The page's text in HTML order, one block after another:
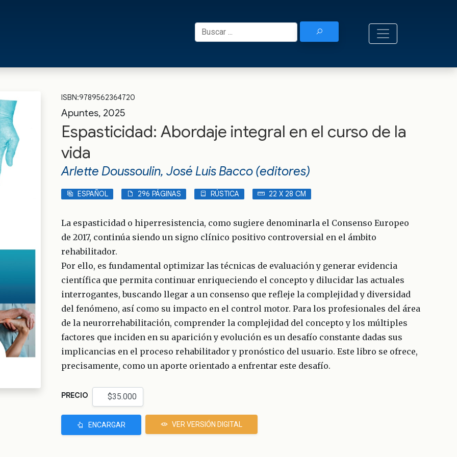
Buscar:
ISBN:9789562364720
Apuntes, 2025
Espasticidad: Abordaje integral en el curso de la
vida
Arlette Doussoulin, José Luis Bacco (editores)
ESPAÑOL 296 PÁGINAS RÚSTICA 22 X 28 CM
La espasticidad o hiperresistencia, como sugiere denominarla el Consenso Europeo
de 2017, continúa siendo un signo clínico positivo controversial en el ámbito
rehabilitador.
Por ello, es fundamental optimizar las técnicas de evaluación y generar evidencia
científica que permita continuar enriqueciendo el concepto y dilucidar las actuales
interrogantes, buscando llegar a un consenso que refleje la complejidad y diversidad
del fenómeno, así como su impacto en el control motor. Para los profesionales del área
de la neurorrehabilitación, comprender la complejidad del concepto y los múltiples
factores que inciden en su aparición y evolución es un desafío constante dadas sus
implicancias en el proceso rehabilitador y pronóstico del usuario. Este libro se ofrece,
precisamente, como un aporte orientado a enfrentar este desafío.
PRECIO
ENCARGAR VER VERSIÓN DIGITAL